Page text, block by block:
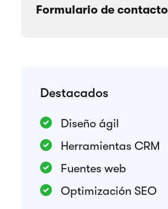
Formulario de contacto
Destacados
Diseño ágil
Herramientas CRM
Fuentes web
Optimización SEO